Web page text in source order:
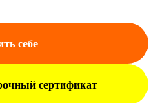
себе
сертификат